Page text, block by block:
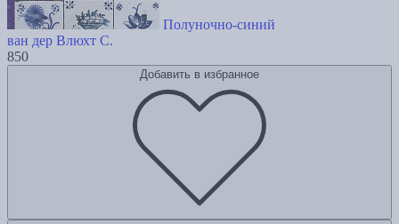
Полуночно-синий
ван дер Влюхт С.
850
Добавить в избранное